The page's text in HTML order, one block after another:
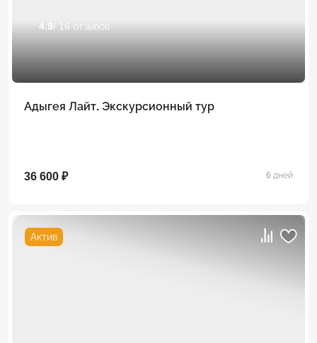
4.9/ 16 отзывов
Адыгея Лайт. Экскурсионный тур
36 600 ₽ 6 дней
Актив